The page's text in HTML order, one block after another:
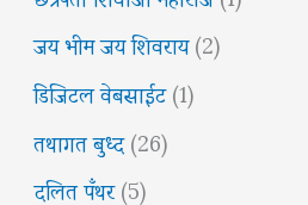
जय भीम जय शिवराय(2)
डिजिटल वेबसाईट(1)
तथागत बुध्द(26)
दलित पँथर(5)